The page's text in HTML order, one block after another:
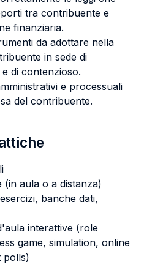
tra contribuente e
finanziaria.
da adottare nella
in sede di
di contenzioso.
e processuali
del contribuente.
(in aula o a distanza)
banche dati,
interattive (role
game, simulation, online
polls)